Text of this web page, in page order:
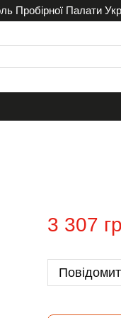
Пробірної Палати
3 307